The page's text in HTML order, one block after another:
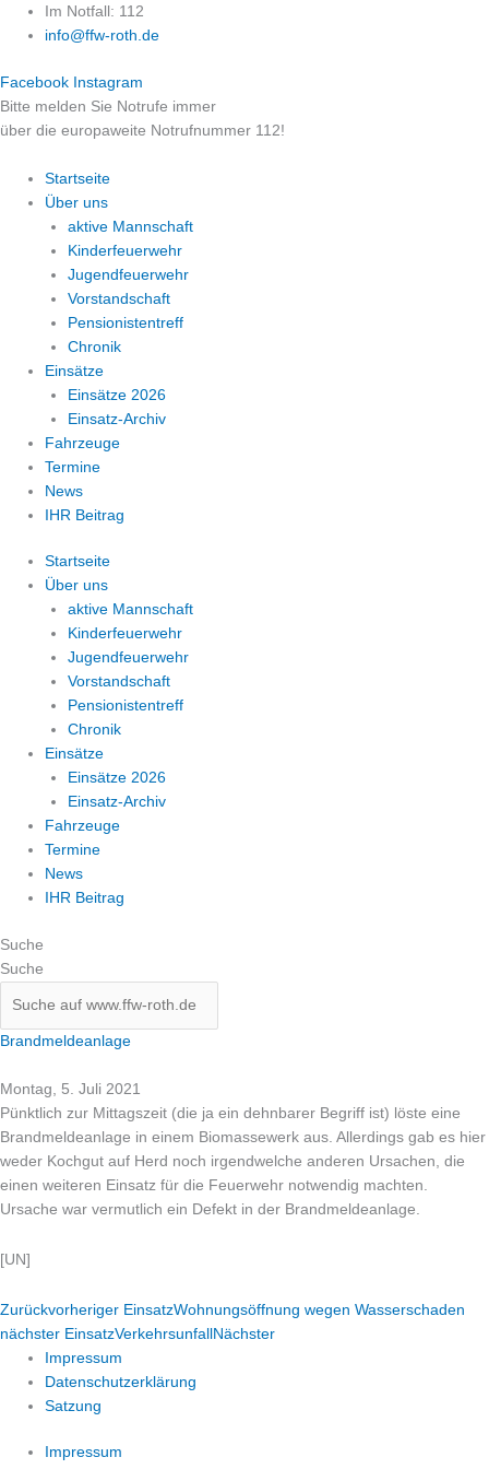
Zum
Inhalt
Im Notfall: 112
info@ffw-roth.de
Facebook Instagram
Bitte melden Sie Notrufe immer
über die europaweite Notrufnummer 112!
Startseite
Über uns
aktive Mannschaft
Kinderfeuerwehr
Jugendfeuerwehr
Vorstandschaft
Pensionistentreff
Chronik
Einsätze
Einsätze 2026
Einsatz-Archiv
Fahrzeuge
Termine
News
IHR Beitrag
Startseite
Über uns
aktive Mannschaft
Kinderfeuerwehr
Jugendfeuerwehr
Vorstandschaft
Pensionistentreff
Chronik
Einsätze
Einsätze 2026
Einsatz-Archiv
Fahrzeuge
Termine
News
IHR Beitrag
Suche
Suche
Brandmeldeanlage
Montag, 5. Juli 2021
Pünktlich zur Mittagszeit (die ja ein dehnbarer Begriff ist) löste eine
Brandmeldeanlage in einem Biomassewerk aus. Allerdings gab es hier
weder Kochgut auf Herd noch irgendwelche anderen Ursachen, die
einen weiteren Einsatz für die Feuerwehr notwendig machten.
Ursache war vermutlich ein Defekt in der Brandmeldeanlage.
[UN]
Zurückvorheriger EinsatzWohnungsöffnung wegen Wasserschaden
nächster EinsatzVerkehrsunfall Nächster
Impressum
Datenschutzerklärung
Satzung
Impressum